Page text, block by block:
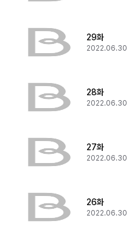
29화
2022.06.30
28화
2022.06.30
27화
2022.06.30
26화
2022.06.30